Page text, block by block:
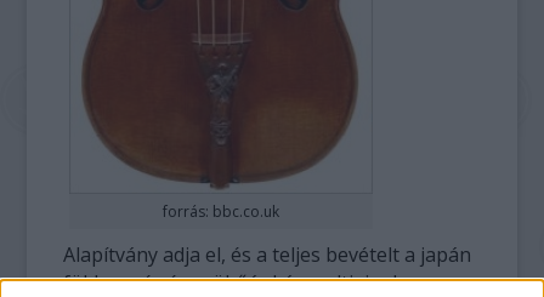
forrás: bbc.co.uk
Alapítvány adja el, és a teljes bevételt a japán
földrengés és szökőár károsultjainak